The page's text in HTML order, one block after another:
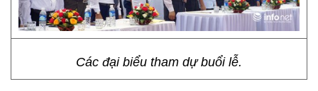
Các đại biểu tham dự buổi lễ.